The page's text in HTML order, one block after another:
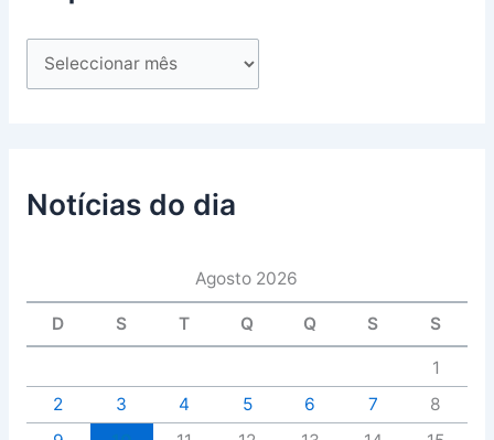
Notícias do dia
Agosto 2026
D S T Q Q S S
1
2
3 4 5 6 7
8